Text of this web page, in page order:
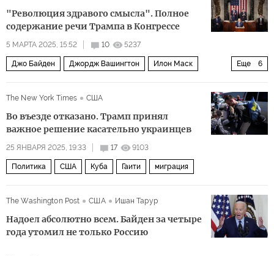
"Революция здравого смысла". Полное
содержание речи Трампа в Конгрессе
5 МАРТА 2025, 15:52 10 5237
Еще 6
Джо Байден Джордж Вашингтон Илон Маск
The New York Times США
Во въезде отказано. Трамп принял
важное решение касательно украинцев
25 ЯНВАРЯ 2025, 19:33 17 9103
Политика США Куба Гаити миграция
The Washington Post США Ишан Тарур
Надоел абсолютно всем. Байден за четыре
года утомил не только Россию